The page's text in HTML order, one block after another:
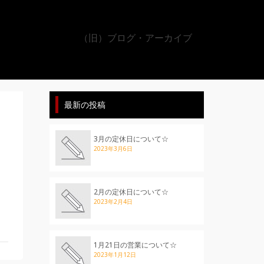
（旧）ブログ・アーカイブ
最新の投稿
3月の定休日について☆
2023年3月6日
2月の定休日について☆
2023年2月4日
1月21日の営業について☆
2023年1月12日